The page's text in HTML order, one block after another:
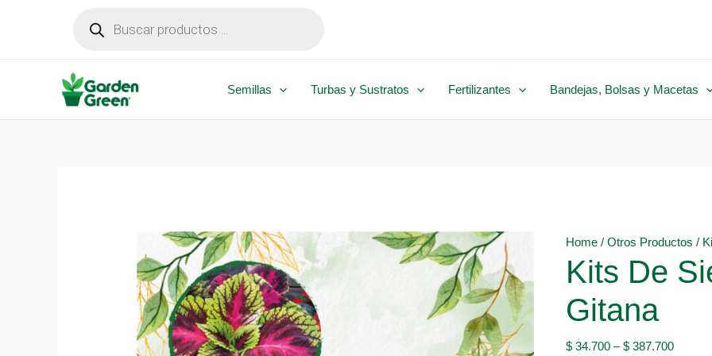
productos
Semillas Turbas y Sustratos Fertilizantes Bandejas, Bolsas y Macetas
Home / Otros Productos /
Kits De
Gitana
$ 34.700 –$ 387.700